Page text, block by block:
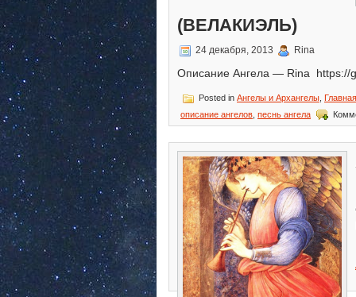
(ВЕЛАКИЭЛЬ)
24 декабря, 2013 Rina
Описание Ангела — Rina https://
Posted in Ангелы и Архангелы Главная
описание ангелов песнь ангела